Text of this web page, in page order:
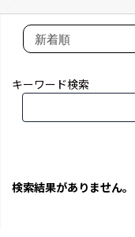
キーワード検索
検索結果がありません。